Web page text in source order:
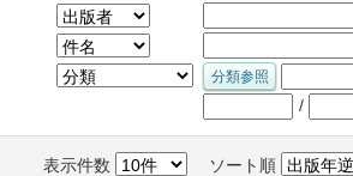
/
表示件数 ソート順